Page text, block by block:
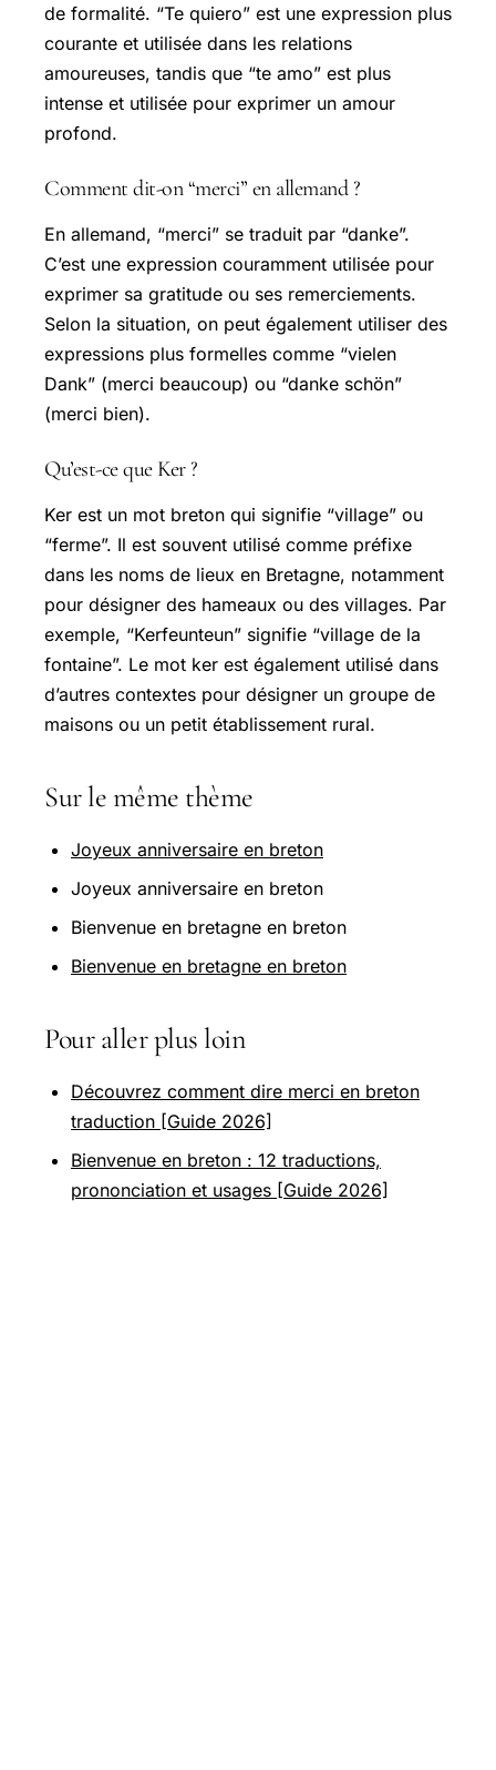
de formalité. “Te quiero” est une expression plus
courante et utilisée dans les relations
amoureuses, tandis que “te amo” est plus
intense et utilisée pour exprimer un amour
profond.
Comment dit-on “merci” en allemand ?
En allemand, “merci” se traduit par “danke”.
C’est une expression couramment utilisée pour
exprimer sa gratitude ou ses remerciements.
Selon la situation, on peut également utiliser des
expressions plus formelles comme “vielen
Dank” (merci beaucoup) ou “danke schön”
(merci bien).
Qu’est-ce que Ker ?
Ker est un mot breton qui signifie “village” ou
“ferme”. Il est souvent utilisé comme préfixe
dans les noms de lieux en Bretagne, notamment
pour désigner des hameaux ou des villages. Par
exemple, “Kerfeunteun” signifie “village de la
fontaine”. Le mot ker est également utilisé dans
d’autres contextes pour désigner un groupe de
maisons ou un petit établissement rural.
Sur le même thème
Joyeux anniversaire en breton
Joyeux anniversaire en breton
Bienvenue en bretagne en breton
Bienvenue en bretagne en breton
Pour aller plus loin
Découvrez comment dire merci en breton
traduction [Guide 2026]
Bienvenue en breton : 12 traductions,
prononciation et usages [Guide 2026]